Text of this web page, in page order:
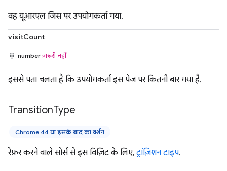
वह यूआरएल जिस पर उपयोगकर्ता गया.
visitCount
numberज़रूरी नहीं
इससे पता चलता है कि उपयोगकर्ता इस पेज पर कितनी बार गया है.
TransitionType
Chrome 44 या इसके बाद का वर्शन
रेफ़र करने वाले सोर्स से इस विज़िट के लिए,ट्रांज़िशन टाइप.